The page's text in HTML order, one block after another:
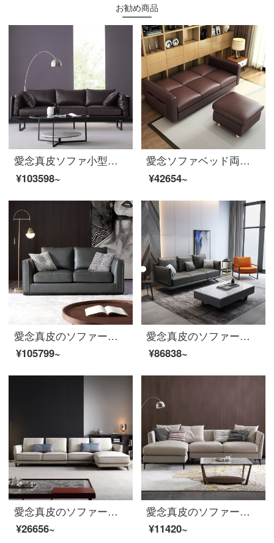
お勧め商品
愛念真皮ソファ小型タイプ3人の羽毛頭層牛皮回転角ソファセットイタリア式軽量豪華客間家具N 81著エンドル色【トップ牛革/ダウンジャケット】1+2+3セット
¥103598~
愛念ソファベッド両用多機能折りたたみ収納本革ソファーヘッド層牛革小型タイプ三人位簡単現代客間家具エンドル色本革三人位＋足
¥42654~
愛念真皮のソファーの小型タイプ三人の頭層牛革の回転角ソファーオフィスセットはシンプルで現代客間家具190840859;黒【頭層ナパ皮/ダウンジャケット】ダブルポジション+単位+貴妃
¥105799~
愛念真皮のソファーヘッド層の牛皮の小さい家型の3人の意味式は極簡単で、贅沢なリビングルームの回転角度のソファーの組み合わせは1876〓深灰色【頭層のナパの皮/ダウンジャケット】3.33メートルの大きい4人の位です。
¥86838~
愛念真皮のソファーの大きさの戸型の頭の牛の回転角のソファーの組合せの意味式の軽い贅沢な客間の家具の19-33〓灰色
¥26656~
愛念真皮のソファーヘッドの牛皮三人の意式軽い贅沢な羽毛の回転角度のソファーの組み合わせは簡単にリビング家具1816〓浅い灰色の足を踏むことを約束します（単独で買うことを支持しません）。
¥11420~